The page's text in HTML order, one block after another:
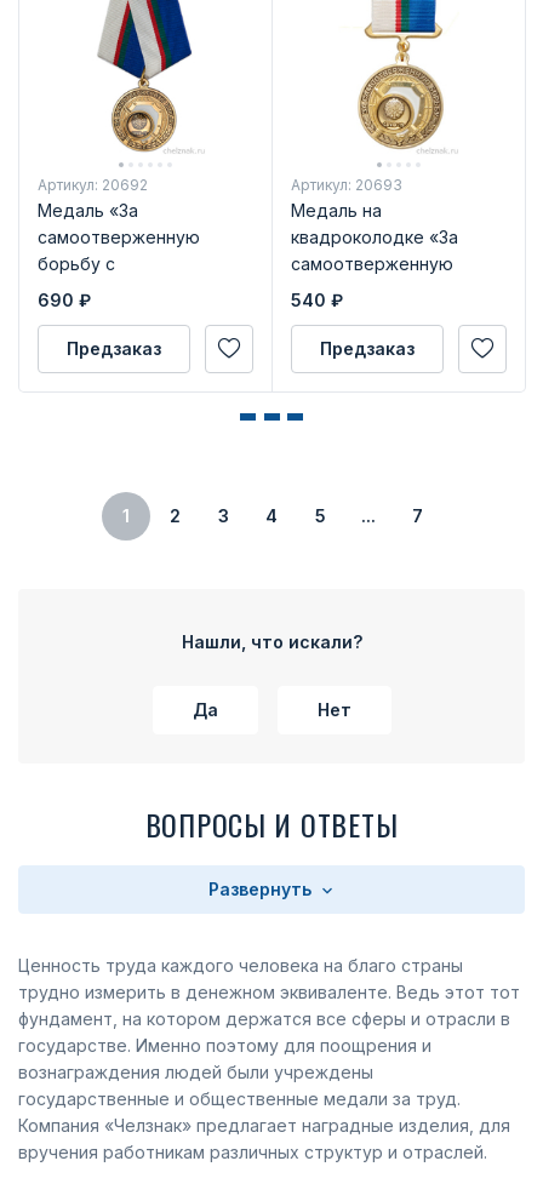
Артикул: 20692
Медаль «За
самоотверженную
борьбу с
коронавирусом» с
690 ₽
Предзаказ
Артикул: 20693
Медаль на
квадроколодке «За
самоотверженную
борьбу с
бланком удостоверения
540 ₽
Предзаказ
1 2 3 4 5 ... 7
Нашли, что искали?
Да Нет
ВОПРОСЫ И ОТВЕТЫ
Развернуть
Ценность труда каждого человека на благо страны
трудно измерить в денежном эквиваленте. Ведь этот тот
фундамент, на котором держатся все сферы и отрасли в
государстве. Именно поэтому для поощрения и
вознаграждения людей были учреждены
государственные и общественные медали за труд.
Компания «Челзнак» предлагает наградные изделия, для
вручения работникам различных структур и отраслей.